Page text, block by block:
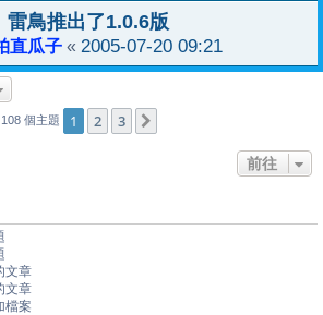
雷鳥推出了1.0.6版
直瓜子 « 2005-07-20 09:21
108 個主題 1 2 3
前往
文章
文章
檔案